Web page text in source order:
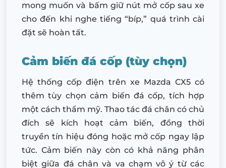
mong muốn và bấm giữ nút mở cốp sau xe
cho đến khi nghe tiếng “bíp,” quá trình cài
đặt sẽ hoàn tất.
Cảm biến đá cốp (tùy chọn)
Hệ thống cốp điện trên xe Mazda CX5 có
thêm tùy chọn cảm biến đá cốp, tích hợp
một cách thẩm mỹ. Thao tác đá chân có chủ
đích sẽ kích hoạt cảm biến, đồng thời
truyền tín hiệu đóng hoặc mở cốp ngay lập
tức. Cảm biến này còn có khả năng phân
biệt giữa đá chân và va chạm vô ý từ các